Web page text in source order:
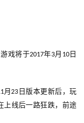
戏将于2017年3月 10日
月23 日版本更新后，玩
上线后一路狂跌，前途